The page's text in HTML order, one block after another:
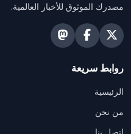
مصدرك الموثوق للأخبار العالمية.
روابط سريعة
الرئيسية
من نحن
اتصل بنا